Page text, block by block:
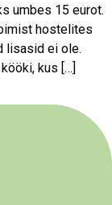
umbes 15 eurot.
hostelites
lisasid ei ole.
kus […]